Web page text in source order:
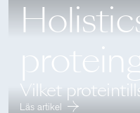
Vilket
Läs artikel